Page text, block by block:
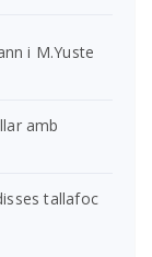
i M.Yuste
amb
tallafoc